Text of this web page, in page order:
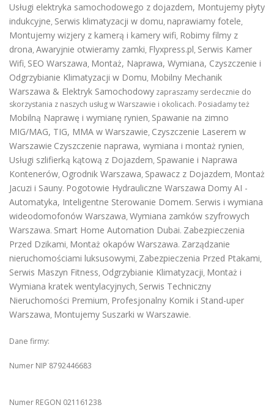
Usługi elektryka samochodowego z dojazdem, Montujemy płyty
indukcyjne, Serwis klimatyzacji w domu, naprawiamy fotele,
Montujemy wizjery z kamerą i kamery wifi, Robimy filmy z
drona, Awaryjnie otwieramy zamki, Flyxpress.pl, Serwis Kamer
Wifi, SEO Warszawa, Montaż, Naprawa, Wymiana, Czyszczenie i
Odgrzybianie Klimatyzacji w Domu, Mobilny Mechanik
Warszawa & Elektryk Samochodowy zapraszamy serdecznie do
skorzystania z naszych usług w Warszawie i okolicach. Posiadamy też
Mobilną Naprawę i wymianę rynien, Spawanie na zimno
MIG/MAG, TIG, MMA w Warszawie, Czyszczenie Laserem w
Warszawie Czyszczenie naprawa, wymiana i montaż rynien,
Usługi szlifierką kątową z Dojazdem, Spawanie i Naprawa
Kontenerów, Ogrodnik Warszawa, Spawacz z Dojazdem, Montaż
Jacuzi i Sauny. Pogotowie Hydrauliczne Warszawa Domy AI -
Automatyka, Inteligentne Sterowanie Domem. Serwis i wymiana
wideodomofonów Warszawa, Wymiana zamków szyfrowych
Warszawa. Smart Home Automation Dubai. Zabezpieczenia
Przed Dzikami, Montaż okapów Warszawa. Zarządzanie
nieruchomościami luksusowymi, Zabezpieczenia Przed Ptakami,
Serwis Maszyn Fitness, Odgrzybianie Klimatyzacji, Montaż i
Wymiana kratek wentylacyjnych, Serwis Techniczny
Nieruchomości Premium, Profesjonalny Komik i Stand-uper
Warszawa, Montujemy Suszarki w Warszawie.
Dane firmy:
Numer NIP 8792446683
Numer REGON 021161238